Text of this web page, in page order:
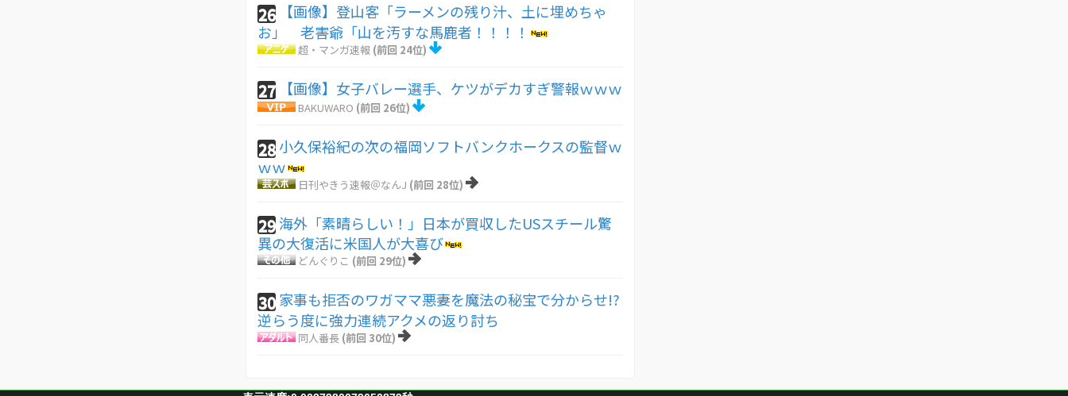
26
【画像】登山客「ラーメンの残り汁、土に埋めちゃ
お」 老害爺「山を汚すな馬鹿者！！！！
超・マンガ速報 (前回 24位)
27 【画像】女子バレー選手、ケツがデカすぎ警報ｗｗｗ
BAKUWARO (前回 26位)
28 小久保裕紀の次の福岡ソフトバンクホークスの監督ｗ
ｗｗ
日刊やきう速報＠なんJ (前回 28位)
29 海外「素晴らしい！」日本が買収したUSスチール驚
異の大復活に米国人が大喜び
どんぐりこ (前回 29位)
30 家事も拒否のワガママ悪妻を魔法の秘宝で分からせ!?
逆らう度に強力連続アクメの返り討ち
同人番長 (前回 30位)